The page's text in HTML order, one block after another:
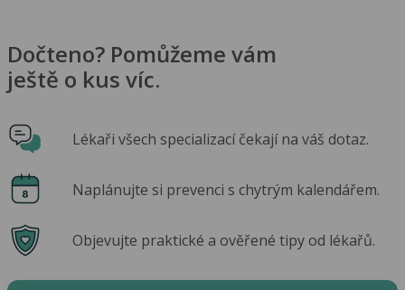
Dočteno? Pomůžeme vám
ještě o kus víc.
Lékaři všech specializací čekají na váš dotaz.
Naplánujte si prevenci s chytrým kalendářem.
Objevujte praktické a ověřené tipy od lékařů.